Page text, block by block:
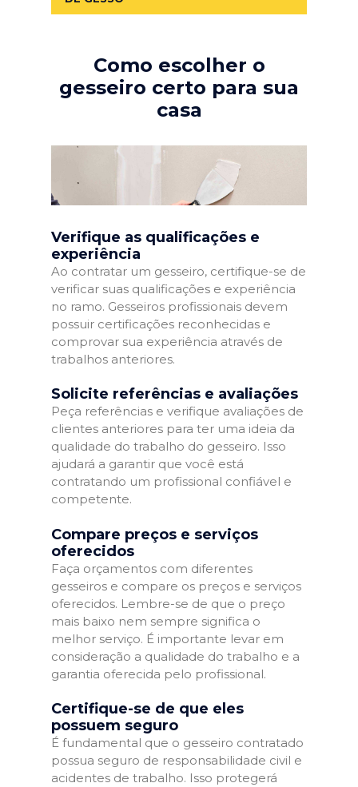
Como escolher o
gesseiro certo para sua
casa
Verifique as qualificações e
experiência
Ao contratar um gesseiro, certifique-se de
verificar suas qualificações e experiência
no ramo. Gesseiros profissionais devem
possuir certificações reconhecidas e
comprovar sua experiência através de
trabalhos anteriores.
Solicite referências e avaliações
Peça referências e verifique avaliações de
clientes anteriores para ter uma ideia da
qualidade do trabalho do gesseiro. Isso
ajudará a garantir que você está
contratando um profissional confiável e
competente.
Compare preços e serviços
oferecidos
Faça orçamentos com diferentes
gesseiros e compare os preços e serviços
oferecidos. Lembre-se de que o preço
mais baixo nem sempre significa o
melhor serviço. É importante levar em
consideração a qualidade do trabalho e a
garantia oferecida pelo profissional.
Certifique-se de que eles
possuem seguro
É fundamental que o gesseiro contratado
possua seguro de responsabilidade civil e
acidentes de trabalho. Isso protegerá